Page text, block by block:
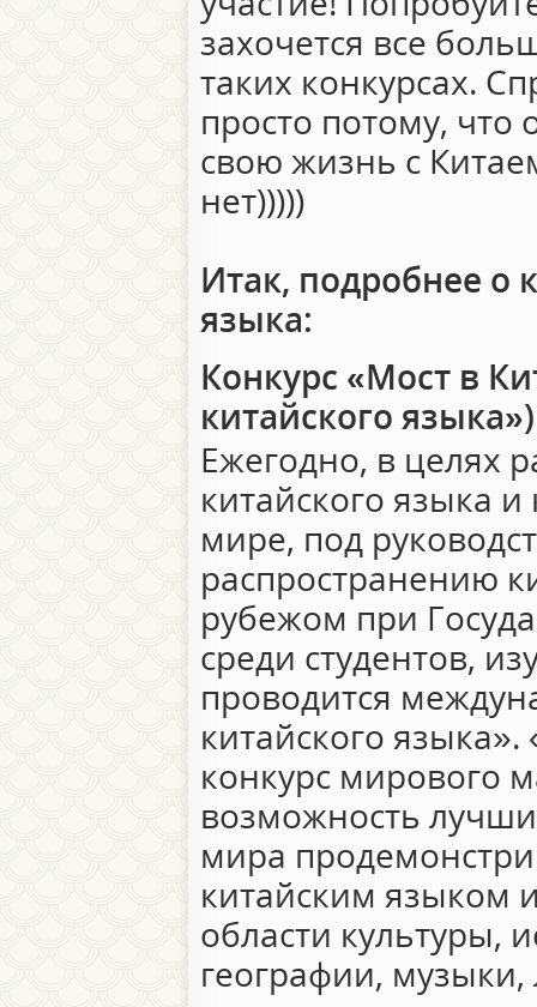
захочется все
таких конкурсах.
просто потому,
свою жизнь с
нет)))))
Итак, подробнее о
языка:
Конкурс «Мост в
китайского языка»)
Ежегодно, в целях
китайского языка
мире, под
распространению
рубежом при
среди студентов,
проводится
китайского
конкурс мирового
возможность
мира
китайским языком
области культуры,
географии, музыки,